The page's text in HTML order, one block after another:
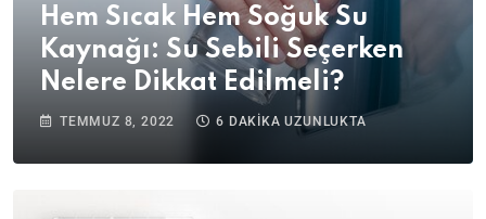
Hem Sıcak Hem Soğuk Su
Kaynağı: Su Sebili Seçerken
Nelere Dikkat Edilmeli?
TEMMUZ 8, 2022 6 DAKIKA UZUNLUKTA